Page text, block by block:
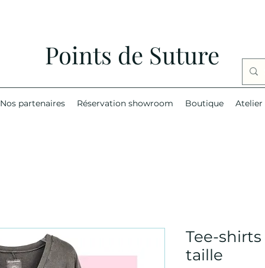
Points de Suture
Nos partenaires Réservation showroom Boutique Atelier
Tee-
taille